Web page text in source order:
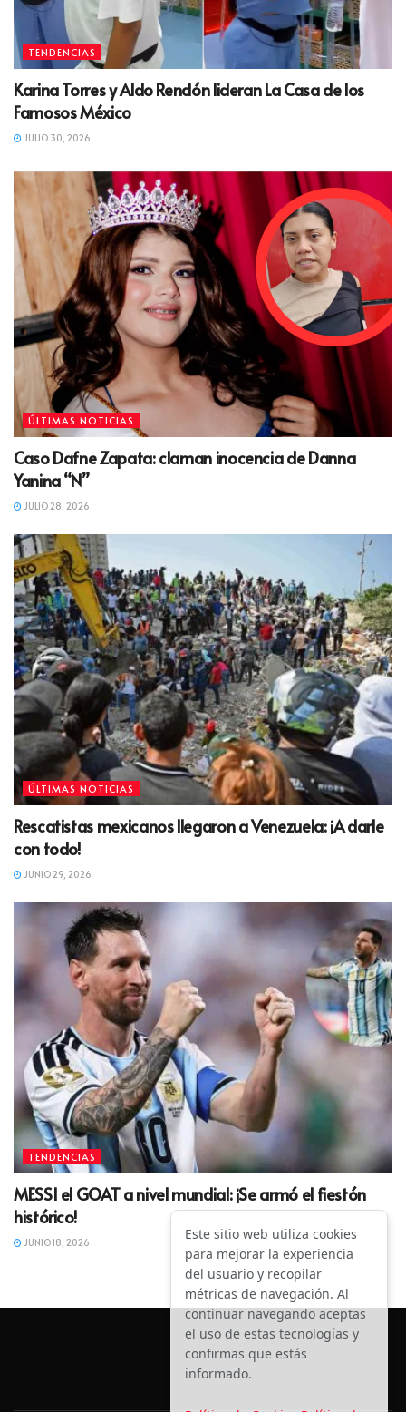
TENDENCIAS
Karina Torres y Aldo Rendón lideran La Casa de los
Famosos México
JULIO 30, 2026
ÚLTIMAS NOTICIAS
Caso Dafne Zapata: claman inocencia de Danna
Yanina “N”
JULIO 28, 2026
ÚLTIMAS NOTICIAS
Rescatistas mexicanos llegaron a Venezuela: ¡A darle
con todo!
JUNIO 29, 2026
TENDENCIAS
MESSI el GOAT a nivel mundial: ¡Se armó el fiestón
histórico!
JUNIO 18, 2026
Este sitio web utiliza cookies
para mejorar la experiencia
del usuario y recopilar
métricas de navegación. Al
continuar navegando aceptas
el uso de estas tecnologías y
confirmas que estás
informado.